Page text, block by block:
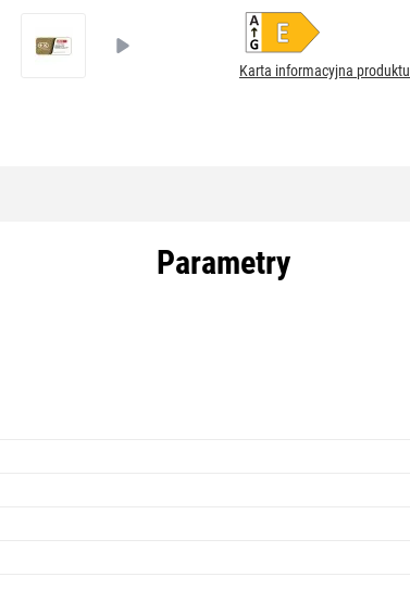
Karta informacyjna produktu
Parametry